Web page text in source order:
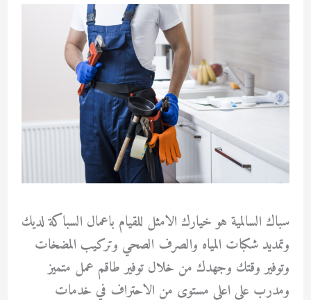
سباك السالمية هو خيارك الامثل للقيام باعمال السباكة لديك
وتمديد شكبات المياه والصرف الصحي وتركيب المضخات
وتوفير وقتك وجهدك من خلال توفير طاقم عمل متميز
ومدرب علي اعلي مستوى من الاحتراف في خدمات